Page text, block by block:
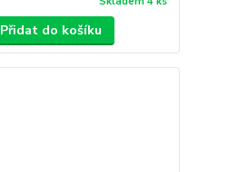
Přidat do košíku